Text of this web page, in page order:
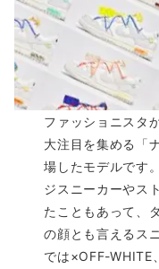
ファッショニスタ
大注目を集める「
場したモデルです
ジスニーカーやス
たこともあって、
の顔とも言えるス
では×OFF-